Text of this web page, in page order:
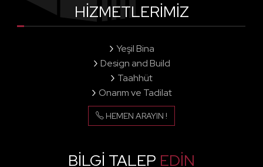
HIZMETLERIMIZ
Yeşil Bina
Design and Build
Taahhüt
Onarım ve Tadilat
HEMEN ARAYIN !
BİLGİ TALEP EDİN